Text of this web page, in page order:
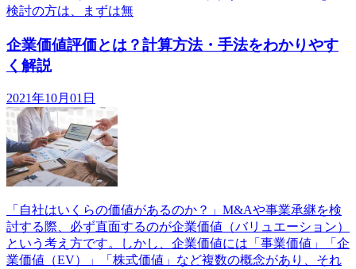
検討の方は、まずは無
企業価値評価とは？計算方法・手法をわかりやす
く解説
2021年10月01日
「自社はいくらの価値があるのか？」M&Aや事業承継を検
討する際、必ず直面するのが企業価値（バリュエーション）
という考え方です。しかし、企業価値には「事業価値」「企
業価値（EV）」「株式価値」など複数の概念があり、それ